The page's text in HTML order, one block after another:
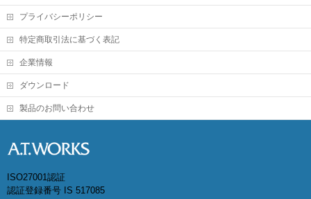
プライバシーポリシー
特定商取引法に基づく表記
企業情報
ダウンロード
製品のお問い合わせ
ISO27001認証
認証登録番号 IS 517085